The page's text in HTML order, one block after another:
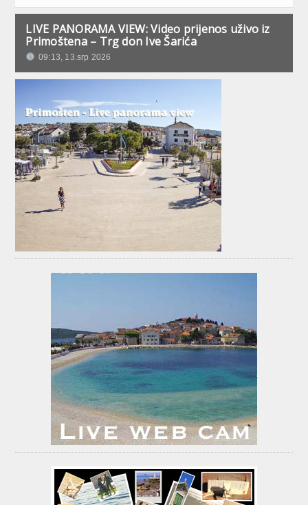
LIVE PANORAMA VIEW: Video prijenos uživo iz
Primoštena – Trg don Ive Šarića
09:13, 13.srp 2026